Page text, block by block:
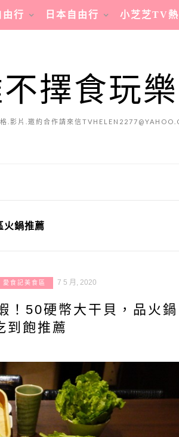
由行 日本自由行 小芝芝TV熱
擇食玩
.影片.邀約合作請來信
火鍋推薦
愛食記美食區 7 5 月, 2020
！50硬幣大干貝，品火鍋
到飽推薦